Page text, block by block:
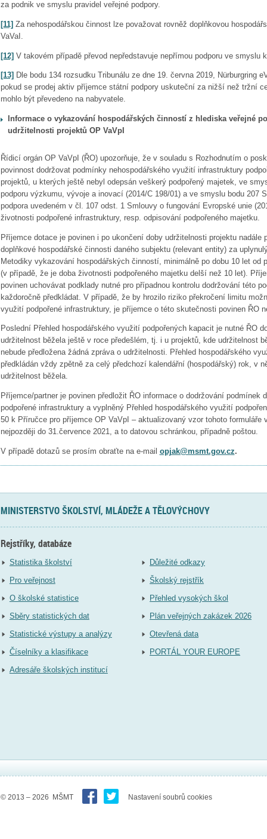
za podnik ve smyslu pravidel veřejné podpory.
[11] Za nehospodářskou činnost lze považovat rovněž doplňkovou
VaVaI.
[12]V takovém případě převod nepředstavuje nepřímou podporu ve smyslu
[13] Dle bodu 134 rozsudku Tribunálu ze dne 19. června 2019, Nürburgring
pokud se prodej aktiv příjemce státní podpory uskuteční za nižší než tržní
mohlo být převedeno na nabyvatele.
Informace o vykazování hospodářských činností z hlediska veřejné
udržitelnosti projektů OP VaVpI
Řídicí orgán OP VaVpI (ŘO) upozorňuje, že v souladu s Rozhodnutím o
povinnost dodržovat podmínky nehospodářského využití infrastruktury
projektů, u kterých ještě nebyl odepsán veškerý podpořený majetek, ve
podporu výzkumu, vývoje a inovací (2014/C 198/01) a ve smyslu bodu 207
podpora uvedeném v čl. 107 odst. 1 Smlouvy o fungování Evropské unie
životnosti podpořené infrastruktury, resp. odpisování podpořeného majetku.
Příjemce dotace je povinen i po ukončení doby udržitelnosti projektu nadále
doplňkové hospodářské činnosti daného subjektu (relevant entity) za
Metodiky vykazování hospodářských činností, minimálně po dobu 10 let od
(v případě, že je doba životnosti podpořeného majetku delší než 10 let).
povinen uchovávat podklady nutné pro případnou kontrolu dodržování této
každoročně předkládat. V případě, že by hrozilo riziko překročení limitu
využití podpořené infrastruktury, je příjemce o této skutečnosti povinen ŘO
Poslední Přehled hospodářského využití podpořených kapacit je nutné ŘO
udržitelnost běžela ještě v roce předešlém, tj. i u projektů, kde udržitelnost
nebude předložena žádná zpráva o udržitelnosti. Přehled hospodářského
předkládán vždy zpětně za celý předchozí kalendářní (hospodářský) rok, v
udržitelnost běžela.
Příjemce/partner je povinen předložit ŘO informace o dodržování podmínek
podpořené infrastruktury a vyplněný Přehled hospodářského využití
50 k Příručce pro příjemce OP VaVpI – aktualizovaný vzor tohoto formuláře
nejpozději do 31.července 2021, a to datovou schránkou, případně poštou.
V případě dotazů se prosím obraťte na e-mail opjak@msmt.gov.cz.
MINISTERSTVO ŠKOLSTVÍ, MLÁDEŽE A TĚLOVÝCHOVY
Rejstříky, databáze
Statistika školství
Pro veřejnost
O školské statistice
Sběry statistických dat
Statistické výstupy a analýzy
Číselníky a klasifikace
Adresáře školských institucí
Důležité odkazy
Školský rejstřík
Přehled vysokých škol
Plán veřejných zakázek 2026
Otevřená data
PORTÁL YOUR EUROPE
© 2013 – 2026 MŠMT Nastavení soubrů cookies